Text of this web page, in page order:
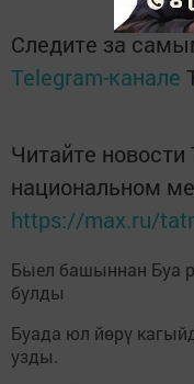
Следите за
Telegram-канале
Читайте новости
национальном
https://max.ru/
Быел башыннан Буа
булды
Буада юл йөрү
узды.